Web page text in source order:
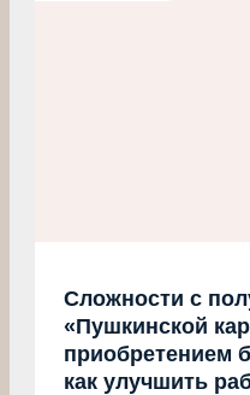
Сложности с
«Пушкинской
приобретением
как улучшить